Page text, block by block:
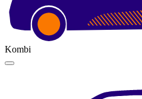
Kombi